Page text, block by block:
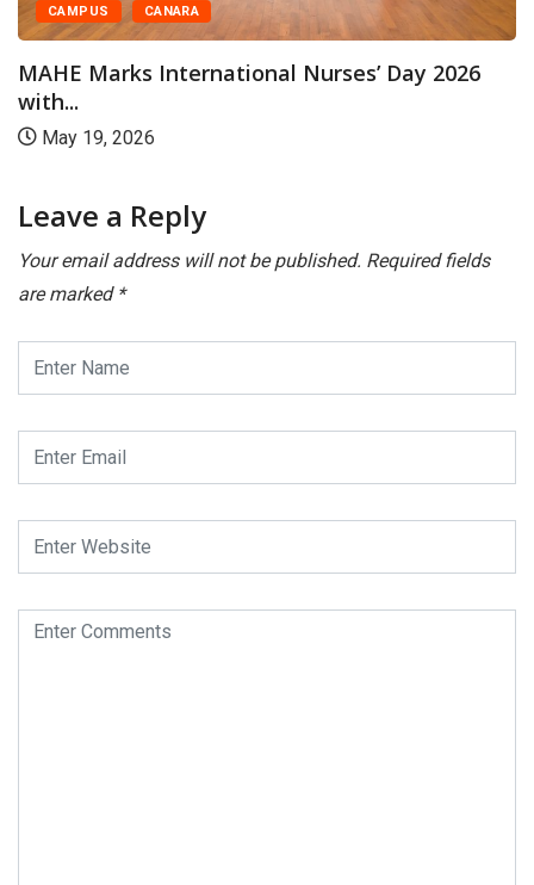
CAMPUS CANARA
MAHE Marks International Nurses’ Day 2026
with...
May 19, 2026
Leave a Reply
Your email address will not be published. Required fields
are marked *